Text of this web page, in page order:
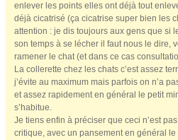
enlever les points elles ont déjà tout
déjà cicatrisé (ça cicatrise super bien les
attention : je dis toujours aux gens que si
son temps à se lécher il faut nous le dire,
ramener le chat (et dans ce cas
La collerette chez les chats c’est assez
j’évite au maximum mais parfois on n’a
et assez rapidement en général le petit
s’habitue.
Je tiens enfin à préciser que ceci n’est
critique, avec un pansement en général le